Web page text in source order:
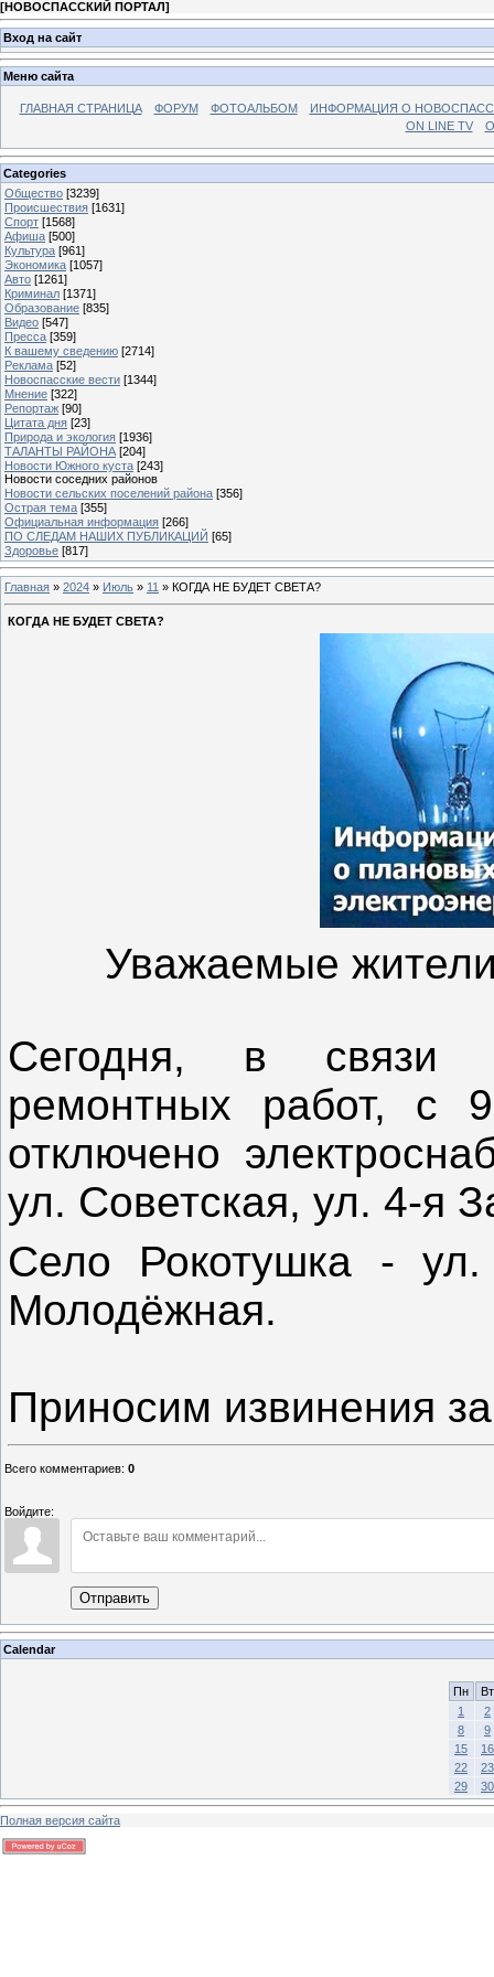
[НОВОСПАССКИЙ ПОРТАЛ]
Вход на сайт
Меню сайта
ГЛАВНАЯ СТРАНИЦА ФОРУМ ФОТОАЛЬБОМ
ИНФОРМАЦИЯ О
ON LINE TV
Categories
Общество [3239]
Происшествия [1631]
Спорт [1568]
Афиша [500]
Культура [961]
Экономика [1057]
Авто [1261]
Криминал [1371]
Образование [835]
Видео [547]
Пресса [359]
К вашему сведению [2714]
Реклама [52]
Новоспасские вести [1344]
Мнение [322]
Репортаж [90]
Цитата дня [23]
Природа и экология [1936]
ТАЛАНТЫ РАЙОНА [204]
Новости Южного куста [243]
Новости соседних районов
Новости сельских поселений района [356]
Острая тема [355]
Официальная информация [266]
ПО СЛЕДАМ НАШИХ ПУБЛИКАЦИЙ [65]
Здоровье [817]
Главная » 2024 » Июль » 11 » КОГДА НЕ БУДЕТ СВЕТА?
КОГДА НЕ БУДЕТ СВЕТА?
Уважаемые
Сегодня, в связи
ремонтных работ, с
отключено
ул. Советская, ул. 4-я
Село Рокотушка -
Молодёжная.
Приносим извинения
Всего комментариев: 0
Войдите:
Отправить
Calendar
Пн
Вт
1
2
8
9
15
16
22
23
29
30
Полная версия сайта